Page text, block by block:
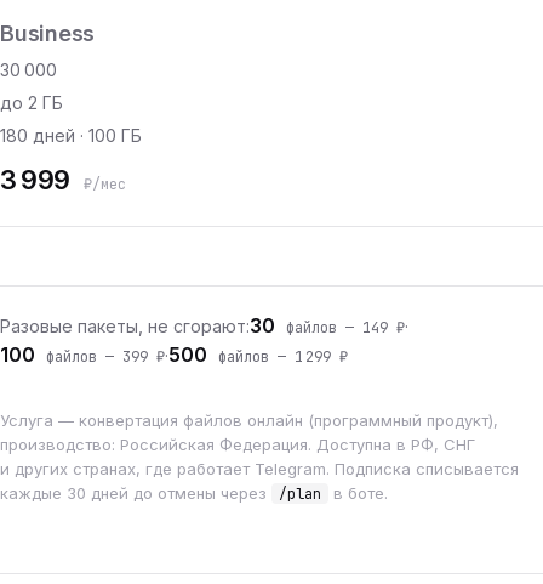
Business
30 000
до 2 ГБ
180 дней · 100 ГБ
3 999 ₽/мес
Разовые пакеты, не сгорают:30 файлов — 149 ₽·
100 файлов — 399 ₽·500 файлов — 1 299 ₽
Услуга — конвертация файлов онлайн (программный продукт),
производство: Российская Федерация. Доступна в РФ, СНГ
и других странах, где работает Telegram. Подписка списывается
каждые 30 дней до отмены через
/plan в боте.